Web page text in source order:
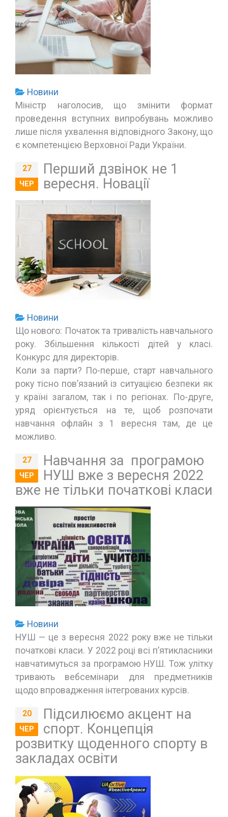
Новини
Міністр наголосив, що змінити формат
проведення вступних випробувань можливо
лише після ухвалення відповідного Закону, що
є компетенцією Верховної Ради України.
27
ЧЕР
Перший дзвінок не 1
вересня. Новації
Новини
Що нового: Початок та тривалість навчального
року. Збільшення кількості дітей у класі.
Конкурс для директорів.
Коли за парти? По-перше, старт навчального
року тісно пов’язаний із ситуацією безпеки як
у країні загалом, так і по регіонах. По-друге,
уряд орієнтується на те, щоб розпочати
навчання офлайн з 1 вересня там, де це
можливо.
27
ЧЕР
Навчання за програмою
НУШ вже з вересня 2022
вже не тільки початкові класи
Новини
НУШ — це з вересня 2022 року вже не тільки
початкові класи. У 2022 році всі п’ятикласники
навчатимуться за програмою НУШ. Тож улітку
тривають вебсемінари для предметників
щодо впровадження інтегрованих курсів.
20
ЧЕР
Підсилюємо акцент на
спорт. Концепція
розвитку щоденного спорту в
закладах освіти